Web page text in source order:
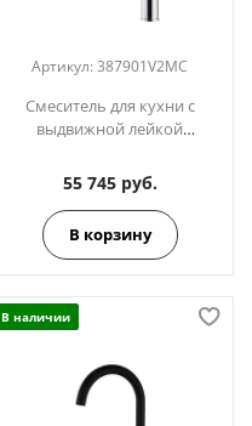
Артикул:387901V2MC
Смеситель для кухни с
выдвижной лейкой
55 745 руб.
В корзину
В наличии